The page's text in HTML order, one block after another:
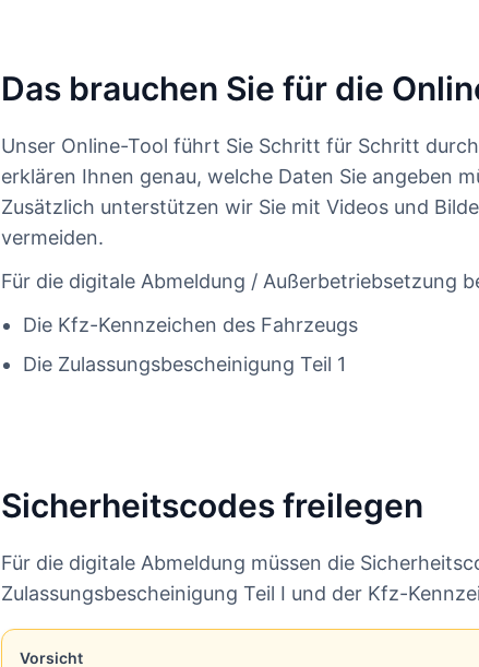
Das brauchen Sie für die
Unser Online-Tool führt Sie Schritt für Schritt
erklären Ihnen genau, welche Daten Sie angeben
Zusätzlich unterstützen wir Sie mit Videos und
vermeiden.
Für die digitale Abmeldung / Außerbetriebsetzung
Die Kfz-Kennzeichen des Fahrzeugs
Die Zulassungsbescheinigung Teil 1
Sicherheitscodes freilegen
Für die digitale Abmeldung müssen die
Zulassungsbescheinigung Teil I und der Kfz-
Vorsicht